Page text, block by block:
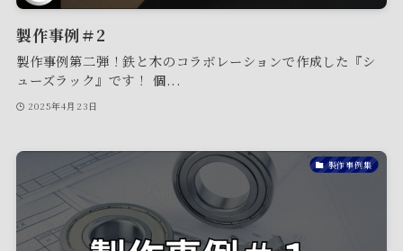
製作事例＃2
製作事例第二弾！鉄と木のコラボレーションで作成した『シ
ューズラック』です！ 個...
2025年4月23日
製作事例集